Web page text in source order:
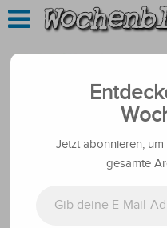
Jetzt abonnieren,
gesamte